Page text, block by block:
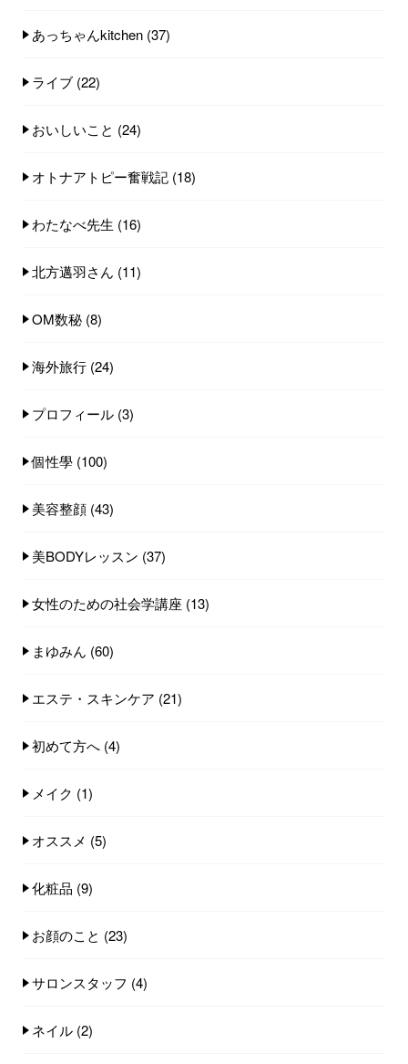
あっちゃんkitchen (37)
ライブ (22)
おいしいこと (24)
オトナアトピー奮戦記 (18)
わたなべ先生 (16)
北方邁羽さん (11)
OM数秘 (8)
海外旅行 (24)
プロフィール (3)
個性學 (100)
美容整顔 (43)
美BODYレッスン (37)
女性のための社会学講座 (13)
まゆみん (60)
エステ・スキンケア (21)
初めて方へ (4)
メイク (1)
オススメ (5)
化粧品 (9)
お顔のこと (23)
サロンスタッフ (4)
ネイル (2)